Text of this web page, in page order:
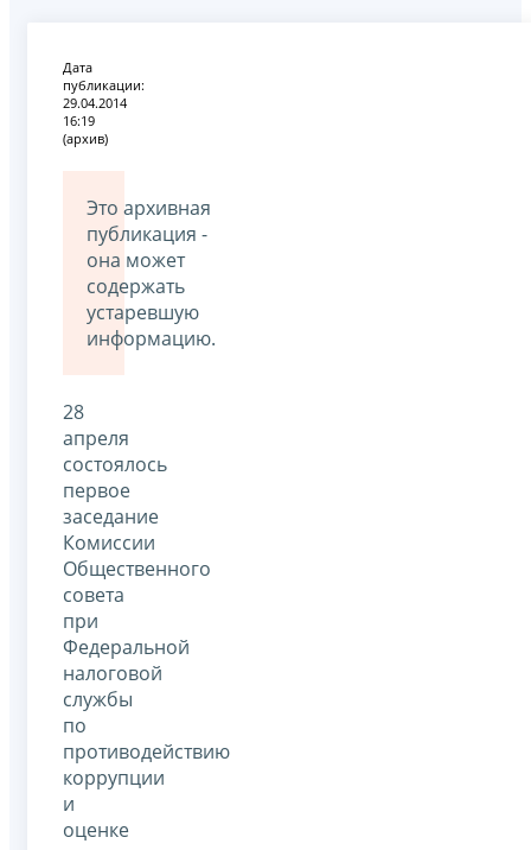
Дата
публикации:
29.04.2014
16:19
(архив)
Это архивная
публикация -
она может
содержать
устаревшую
информацию.
28
апреля
состоялось
первое
заседание
Комиссии
Общественного
совета
при
Федеральной
налоговой
службы
по
противодействию
коррупции
и
оценке